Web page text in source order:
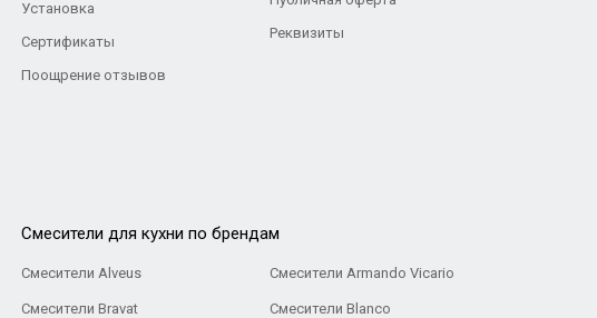
Установка
Сертификаты
Поощрение отзывов
Реквизиты
Cмесители для кухни по брендам
Смесители Alveus Смесители Armando Vicario
Смесители Bravat Смесители Blanco